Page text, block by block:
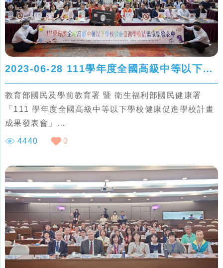
2023-06-28 111學年度全國高級中等以下學校健康促進學校計畫成果發表會
教育部國民及學前教育署 暨 衛生福利部國民健康署
「111 學年度全國高級中等以下學校健康促進學校計畫
成果發表會」
4440 0